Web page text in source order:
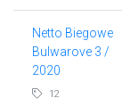
Netto Biegowe
Bulwarove 3 /
2020
12